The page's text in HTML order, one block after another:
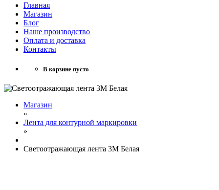
Главная
Магазин
Блог
Наше производство
Оплата и доставка
Контакты
В корзине пусто
Магазин
»
Лента для контурной маркировки
»
Светоотражающая лента 3М Белая